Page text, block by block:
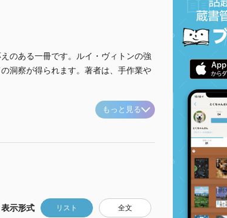
のある一冊です。ルイ・ヴィトンの強
洞察が得られます。著者は、手作業や
もっと見る
表示形式 リスト 全文